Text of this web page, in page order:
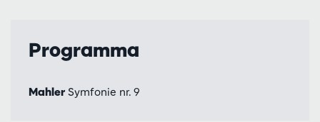
Programma
Mahler Symfonie nr. 9